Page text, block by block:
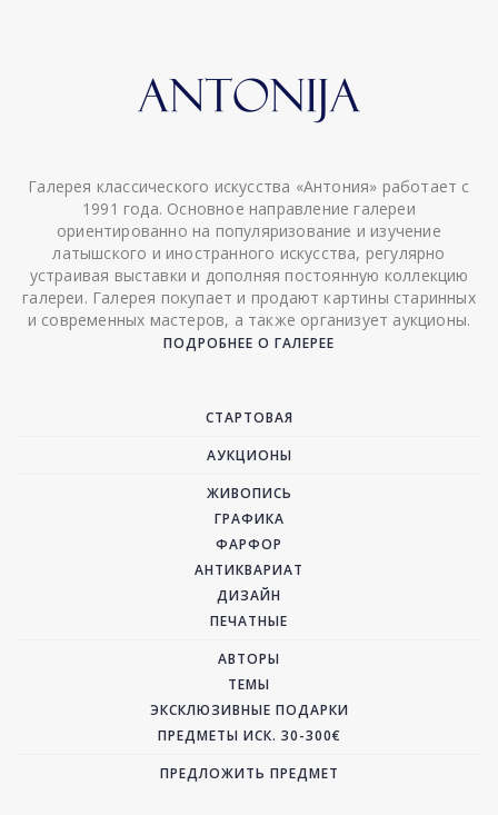
Галерея классического искусства «Антония» работает с
1991 года. Основное направление галереи
ориентированно на популяризование и изучение
латышского и иностранного искусства, регулярно
устраивая выставки и дополняя постоянную коллекцию
галереи. Галерея покупает и продают картины старинных
и современных мастеров, а также организует аукционы.
ПОДРОБНЕЕ О ГАЛЕРЕЕ
СТАРТОВАЯ
АУКЦИОНЫ
ЖИВОПИСЬ
ГРАФИКА
ФАРФОР
АНТИКВАРИАТ
ДИЗАЙН
ПЕЧАТНЫЕ
АВТОРЫ
ТЕМЫ
ЭКСКЛЮЗИВНЫЕ ПОДАРКИ
ПРЕДМЕТЫ ИСК. 30-300€
ПРЕДЛОЖИТЬ ПРЕДМЕТ